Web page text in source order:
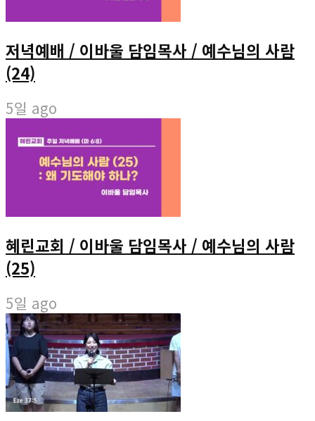
저녁예배 / 이바울 담임목사 / 예수님의 사람
(24)
5일 ago
혜린교회 / 이바울 담임목사 / 예수님의 사람
(25)
5일 ago